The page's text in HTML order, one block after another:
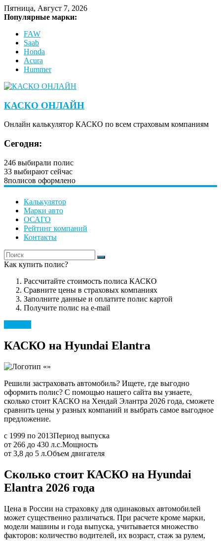
Пятница, Август 7, 2026
Популярные марки:
FAW
Saab
Honda
Acura
Hummer
КАСКО ОНЛАЙН
Онлайн калькулятор КАСКО по всем страховым компаниям
Сегодня:
246 выбирали полис
33 выбирают сейчас
8полисов оформлено
Калькулятор
Марки авто
ОСАГО
Рейтинг компаний
Контакты
Как купить полис?
Рассчитайте стоимость полиса КАСКО
Сравните цены в страховых компаниях
Заполните данные и оплатите полис картой
Получите полис на e-mail
КАСКО на Hyundai Elantra
Решили застраховать автомобиль? Ищете, где выгодно
оформить полис? С помощью нашего сайта вы узнаете,
сколько стоит КАСКО на Хендай Элантра 2026 года, сможете
сравнить цены у разных компаний и выбрать самое выгодное
предложение.
с 1999 по 2013Период выпуска
от 266 до 430 л.с.Мощность
от 3,8 до 5 л.Объем двигателя
Сколько стоит КАСКО на Hyundai
Elantra 2026 года
Цена в России на страховку для одинаковых автомобилей
может существенно различаться. При расчете кроме марки,
модели машины и года выпуска, учитывается множество
факторов: количество водителей, их возраст, стаж за рулем,